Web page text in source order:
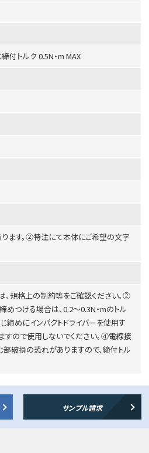
付トルク 0.5N・m MAX
ます。②特注にて本体にご希望の文字
規格上の制約等をご確認ください。②
つける場合は、0.2～0.3N・mのトル
締めにインパクトドライバーを使用す
すので使用しないでください。④電線接
破損の恐れがありますので、締付トル
サンプル請求